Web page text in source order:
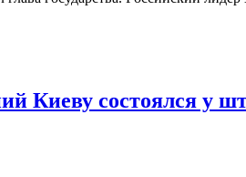
Киеву состоялся у